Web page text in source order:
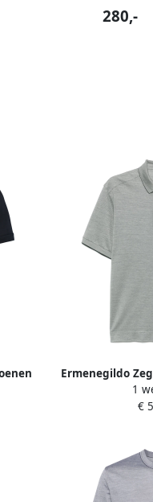
280,-
Blue
Ermenegildo
Poloshirt
1
€